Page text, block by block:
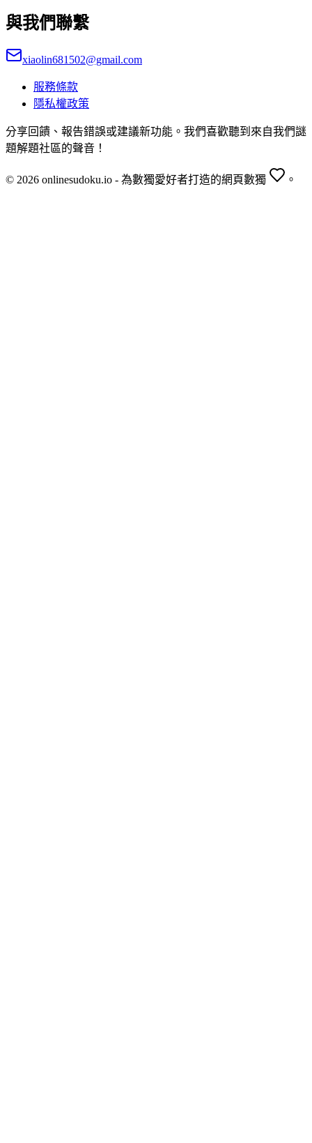
與我們聯繫
xiaolin681502@gmail.com
服務條款
隱私權政策
分享回饋、報告錯誤或建議新功能。我們喜歡聽到來自我們謎
題解題社區的聲音！
© 2026 onlinesudoku.io - 為數獨愛好者打造的網頁數獨 。